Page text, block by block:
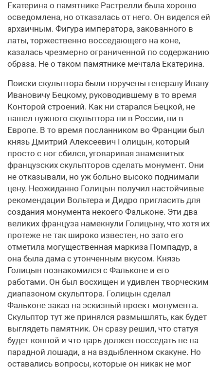
Екатерина о памятнике Растрелли была хорошо
осведомлена, но отказалась от него. Он виделся ей
архаичным. Фигура императора, закованного в
латы, торжественно восседающего на коне,
казалась чрезмерно ограниченной по содержанию
образа. Не о таком памятнике мечтала Екатерина.
Поиски скульптора были поручены генералу Ивану
Ивановичу Бецкому, руководившему в то время
Конторой строений. Как ни старался Бецкой, не
нашел нужного скульптора ни в России, ни в
Европе. В то время посланником во Франции был
князь Дмитрий Алексеевич Голицын, который
просто с ног сбился, уговаривая знаменитых
французских скульпторов сделать монумент. Они
не отказывали, но уж больно высоко поднимали
цену. Неожиданно Голицын получил настойчивые
рекомендации Вольтера и Дидро пригласить для
создания монумента некоего Фальконе. Эти два
великих француза намекнули Голицыну, что хотя их
протеже не так широко известен, но зато его
отметила могущественная маркиза Помпадур, а
она была дама с утонченным вкусом. Князь
Голицын познакомился с Фальконе и его
работами. Он был восхищен и удивлен творческим
диапазоном скульптора. Голицын сделал
Фальконе заказ на эскизный проект монумента.
Скульптор тут же принялся размышлять, как будет
выглядеть памятник. Он сразу решил, что статуя
будет конной и что царь должен восседать не на
парадной лошади, а на вздыбленном скакуне. Но
оставались вопросы, которые он никак не мог